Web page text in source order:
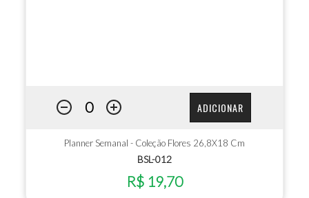
ADICIONAR
Planner Semanal - Coleção Flores 26,8X18 Cm
BSL-012
R$ 19,70